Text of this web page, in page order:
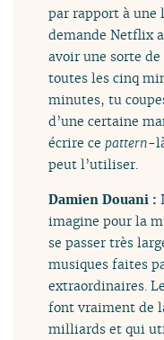
par rapport à une
demande Netflix
avoir une sorte de
toutes les cinq
minutes, tu
d’une certaine
écrire ce pattern-
peut l’utiliser.
Damien Douani :
imagine pour la
se passer très
musiques faites
extraordinaires.
font vraiment de
milliards et qui